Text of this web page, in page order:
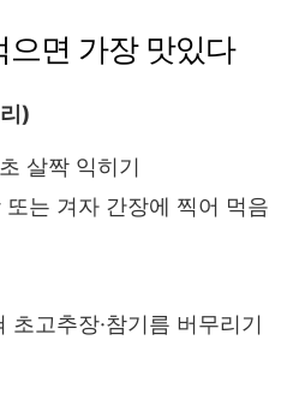
으면 가장 맛있다
)
살짝 익히기
는 겨자 간장에 찍어 먹음
초고추장·참기름 버무리기